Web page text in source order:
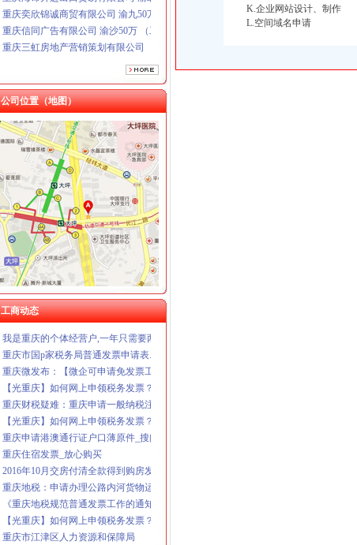
重庆信同广告有限公司 渝沙50万 （工商注册）
重庆三虹房地产营销策划有限公司
重庆鸽牌电线电缆有限公司 渝北10010万 (进出口权)
重庆科发表面处理有限责任公司 渝北800万 （进出口权）
重庆傲志众达投资咨询有限责任公司 渝九1000万 （增资）
重庆臣夫商贸有限公司 （执照专让）
重庆卿倾商贸有限责任公司 渝江100万 （工商注册）
重庆国洪体育设施有限公司
重庆星竣贸易有限责任公司 渝中100万 （进出口权）
重庆海谛升进出口贸易有限公司 渝北100万 （进出口权）
重庆奕欣锦诚商贸有限公司 渝九50万 （工商注册）
重庆信同广告有限公司 渝沙50万 （工商注册）
重庆三虹房地产营销策划有限公司
公司位置（地图）
工商动态
重庆发票申请
什么是发票？_重庆包听|E都市
重庆水投：发票寄到家,服务有保障
重庆专项审批：发票R审批代理购买服务办理-重庆爱问分类
重庆巴南破获一起发票案金额超过一亿元_网易新闻
浙江男子在重庆注册空壳公司131家发票金额逾亿元_凤凰资讯
重庆国税网上申报系统_重庆国税局_重庆国税发票查询_重庆国税网上
重庆市国家税务局关于调整“发票网上申请”办理渠道的通知_财
重庆地税对于个人申请发票的地点是如何规定的？-中国会计网
重庆或k发票申请表.docx
重庆市地方税务局网络发票申请审批表_中华文本库
重庆增值税红字专用发票申请流程_cqmaiji_新浪博客
我是重庆的个体经营户,一年只需要两本发票,请问怎样才能申请发票
重庆市国p家税务局普通发票申请表.doc
重庆微发布：【微企可申请免发票工
【光重庆】如何网上申领税务发票？
重庆财税疑难：重庆申请一般纳税注册公司代找王会计-重庆爱
【光重庆】如何网上申领税务发票？_搜狐其它_搜狐网
重庆申请港澳通行证户口薄原件_搜问问
重庆住宿发票_放心购买
2016年10月交房付清全款得到购房发票,现在能否申请提取重庆公积
重庆地税：申请办理公路内河货物运输发票自开票纳税人资格需要哪些
《重庆地税规范普通发票工作的通知》.doc
【光重庆】如何网上申领税务发票？-搜狐
重庆市江津区人力资源和保障局
重庆广告费发票
K.企业网站设计、制作
L.空间域名申请